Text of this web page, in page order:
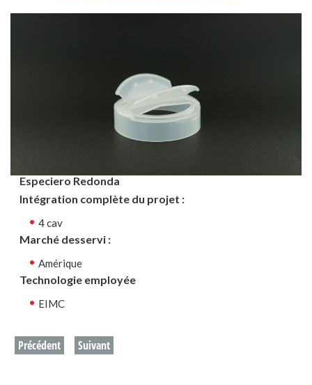
Especiero Redonda
Intégration complète du projet :
4 cav
Marché desservi :
Amérique
Technologie employée
EIMC
Précédent Suivant